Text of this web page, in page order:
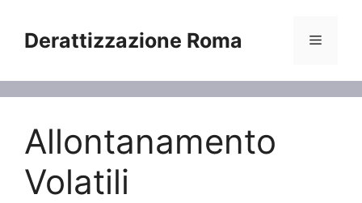
contenuto
Derattizzazione Roma Menu
Allontanamento
Volatili